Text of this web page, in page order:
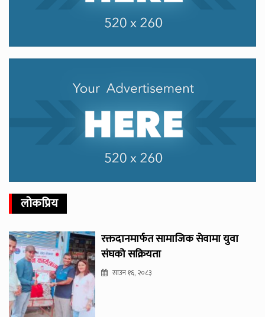
लोकप्रिय
रक्तदानमार्फत सामाजिक सेवामा युवा
संघको सक्रियता
साउन १६, २०८३